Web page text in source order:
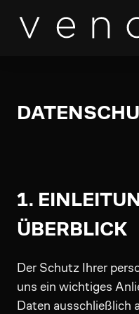
1.
ÜBERBLICK
Der Schutz Ihrer
uns ein wichtiges
Daten ausschließlich